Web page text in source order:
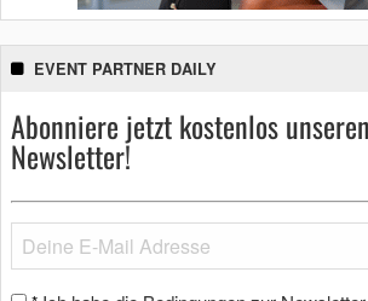
EVENT PARTNER DAILY
Abonniere jetzt kostenlos
Newsletter!